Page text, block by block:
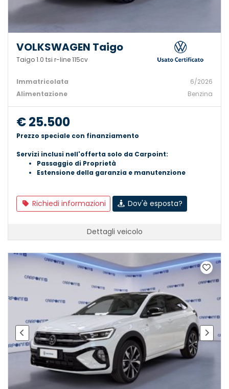
VOLKSWAGEN Taigo
Taigo 1.0 tsi r-line 115cv
Immatricolata
6/2026
Alimentazione
Benzina
€ 25.500
Prezzo speciale con finanziamento
Servizi inclusi nell'offerta solo da Carpoint:
Passaggio di Proprietà
Estensione della garanzia e manutenzione
Richiedi informazioni Dov'è esposta?
Dettagli veicolo